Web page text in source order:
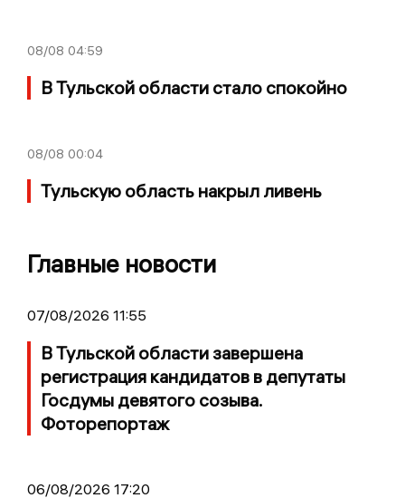
08/08 04:59
В Тульской области стало спокойно
08/08 00:04
Тульскую область накрыл ливень
Главные новости
07/08/2026 11:55
В Тульской области завершена
регистрация кандидатов в депутаты
Госдумы девятого созыва.
Фоторепортаж
06/08/2026 17:20